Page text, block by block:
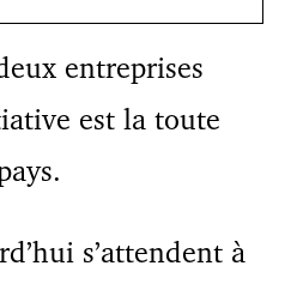
entreprises
est la toute
s’attendent à